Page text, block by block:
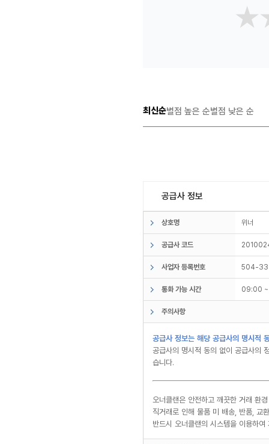
최신순별점 높은 순별점 낮은 순
공급사 정보
상호명 위너
공급사 코드
사업자 등록번호 504-
통화 가능 시간 09:00
주의사항
공급사 정보는 해당 공급사의 명시적
공급사의 명시적 동의 없이 공급사의
습니다.
오너클랜은 안전하고 깨끗한 거래 환
직거래로 인해 물품 미 배송, 반품, 교
반드시 오너클랜의 시스템을 이용하